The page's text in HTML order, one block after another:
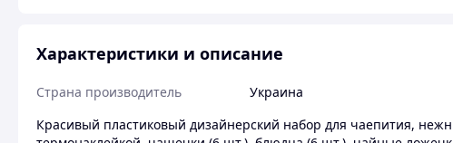
Характеристики и описание
Страна производитель
Украина
Красивый пластиковый дизайнерский набор для чаепития,